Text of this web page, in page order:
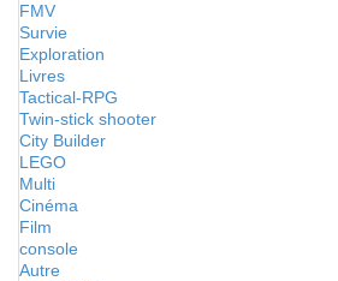
FMV
Survie
Exploration
Livres
Tactical-RPG
Twin-stick shooter
City Builder
LEGO
Multi
Cinéma
Film
console
Autre